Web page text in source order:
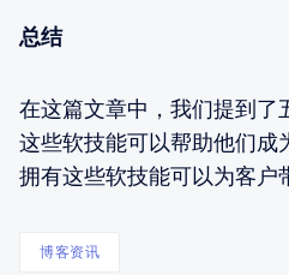
总结
在这篇文章中，我们提到了
这些软技能可以帮助他们成
拥有这些软技能可以为客户
博客资讯